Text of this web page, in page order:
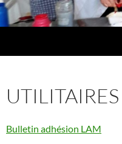
Aller
au
UTILITAIRES
Bulletin adhésion LAM